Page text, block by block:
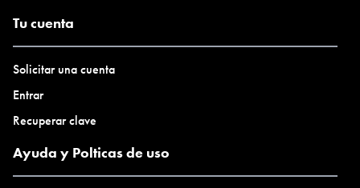
Tu cuenta
Solicitar una cuenta
Entrar
Recuperar clave
Ayuda y Polticas de uso